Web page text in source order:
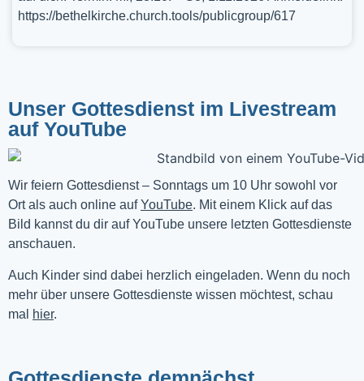
https://bethelkirche.church.tools/publicgroup/617
Unser Gottesdienst im Livestream
auf YouTube
Wir feiern Gottesdienst – Sonntags um 10 Uhr sowohl vor
Ort als auch online auf YouTube. Mit einem Klick auf das
Bild kannst du dir auf YouTube unsere letzten Gottesdienste
anschauen.
Auch Kinder sind dabei herzlich eingeladen. Wenn du noch
mehr über unsere Gottesdienste wissen möchtest, schau
mal
hier.